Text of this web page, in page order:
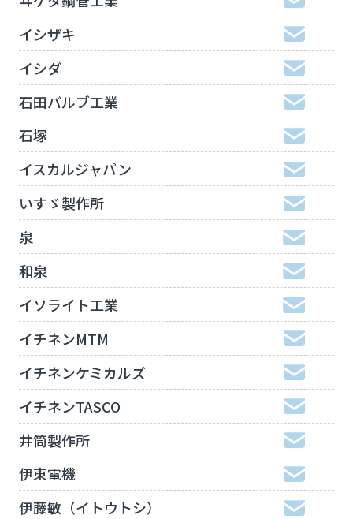
イシザキ
イシダ
石田バルブ工業
石塚
イスカルジャパン
いすゞ製作所
泉
和泉
イソライト工業
イチネンMTM
イチネンケミカルズ
イチネンTASCO
井筒製作所
伊東電機
伊藤敏（イトウトシ）